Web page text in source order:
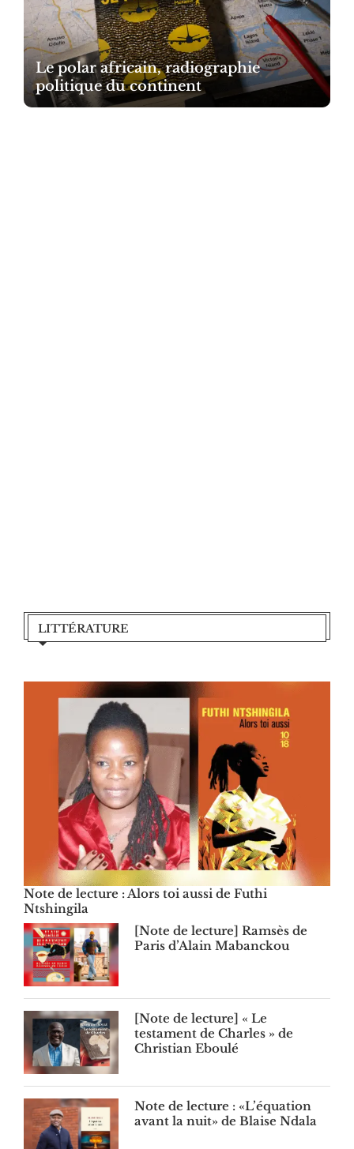
Le polar africain, radiographie
politique du continent
LITTÉRATURE
Note de lecture : Alors toi aussi de Futhi
Ntshingila
[Note de lecture] Ramsès de
Paris d’Alain Mabanckou
[Note de lecture] « Le
testament de Charles » de
Christian Eboulé
Note de lecture : «L’équation
avant la nuit» de Blaise Ndala